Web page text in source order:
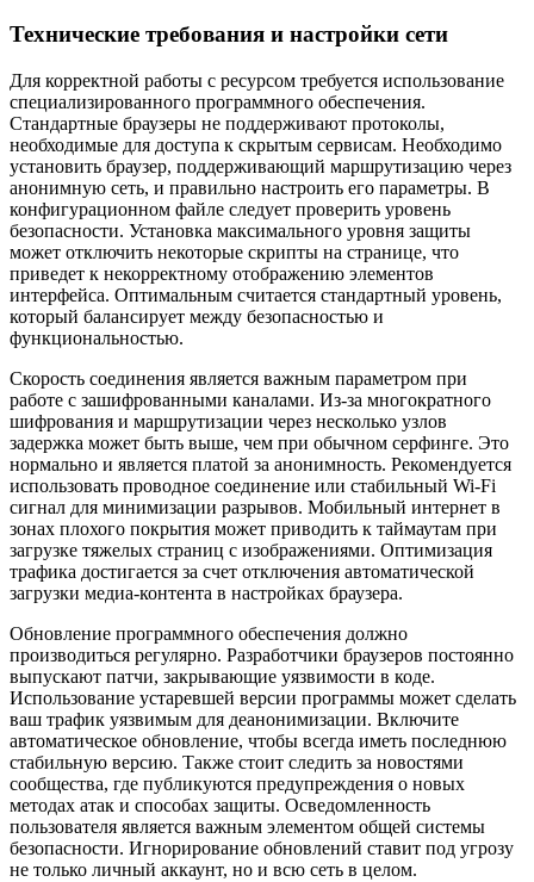
Технические требования и настройки сети
Для корректной работы с ресурсом требуется использование
специализированного программного обеспечения.
Стандартные браузеры не поддерживают протоколы,
необходимые для доступа к скрытым сервисам. Необходимо
установить браузер, поддерживающий маршрутизацию через
анонимную сеть, и правильно настроить его параметры. В
конфигурационном файле следует проверить уровень
безопасности. Установка максимального уровня защиты
может отключить некоторые скрипты на странице, что
приведет к некорректному отображению элементов
интерфейса. Оптимальным считается стандартный уровень,
который балансирует между безопасностью и
функциональностью.
Скорость соединения является важным параметром при
работе с зашифрованными каналами. Из-за многократного
шифрования и маршрутизации через несколько узлов
задержка может быть выше, чем при обычном серфинге. Это
нормально и является платой за анонимность. Рекомендуется
использовать проводное соединение или стабильный Wi-Fi
сигнал для минимизации разрывов. Мобильный интернет в
зонах плохого покрытия может приводить к таймаутам при
загрузке тяжелых страниц с изображениями. Оптимизация
трафика достигается за счет отключения автоматической
загрузки медиа-контента в настройках браузера.
Обновление программного обеспечения должно
производиться регулярно. Разработчики браузеров постоянно
выпускают патчи, закрывающие уязвимости в коде.
Использование устаревшей версии программы может сделать
ваш трафик уязвимым для деанонимизации. Включите
автоматическое обновление, чтобы всегда иметь последнюю
стабильную версию. Также стоит следить за новостями
сообщества, где публикуются предупреждения о новых
методах атак и способах защиты. Осведомленность
пользователя является важным элементом общей системы
безопасности. Игнорирование обновлений ставит под угрозу
не только личный аккаунт, но и всю сеть в целом.